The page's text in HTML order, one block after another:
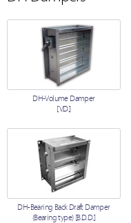
DH-Volume Damper
[V.D.]
DH-Bearing Back Draft Damper
(Bearing type) [B.D.D.]